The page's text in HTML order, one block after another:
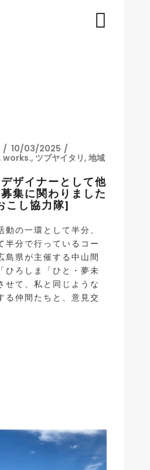
10/03/2025
works., ツブヤイタリ, 地域
ザイナーとして他
集に関わりました
こし協力隊]
の一環として半分、
半分で行っているコー
島県が主催する中山間
ひろしま「ひと・夢未
せて、私と同じような
る仲間たちと、意見交